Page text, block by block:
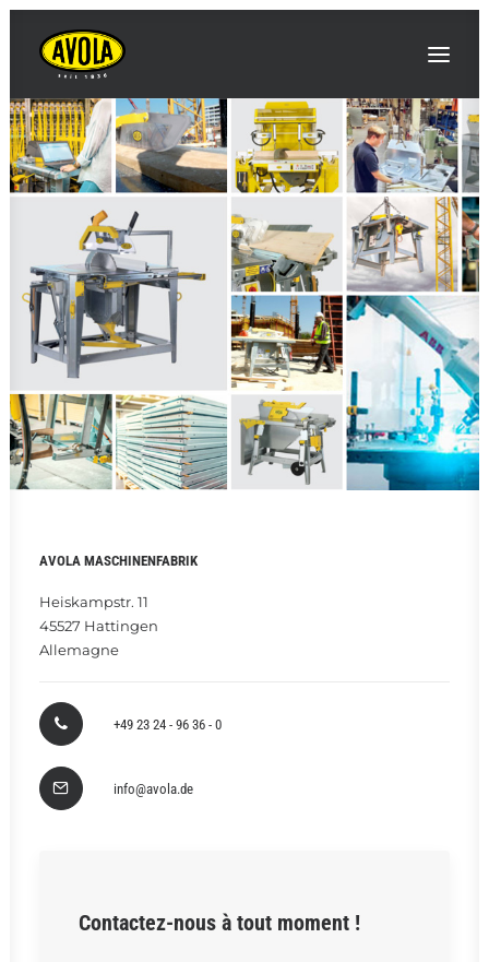
AVOLA
INNOVATIONS / NOUVEAUTÉS
ÉVÉNEMENTS / SALONS
PRODUITS
CONTACT & ACCÈS
AVOLA MASCHINENFABRIK
Heiskampstr. 11
45527 Hattingen
Allemagne
+49 23 24 - 96 36 - 0
info@avola.de
Contactez-nous à tout moment !